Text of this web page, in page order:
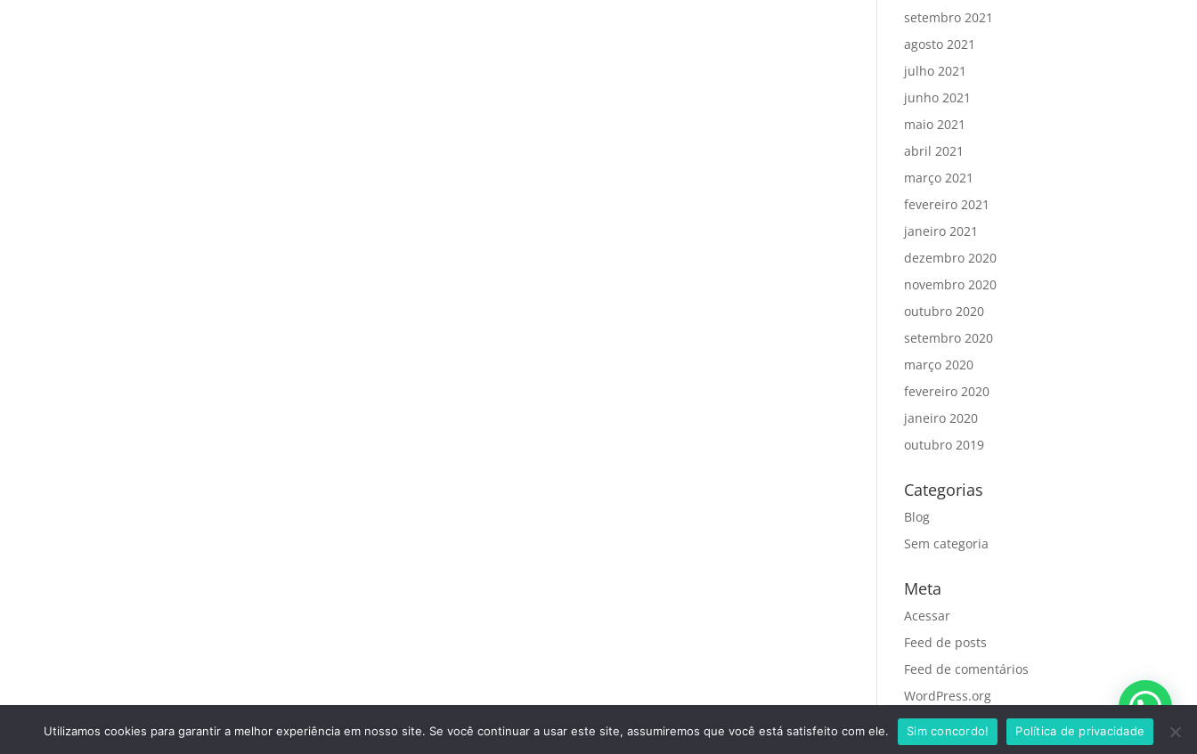
setembro 2021
agosto 2021
julho 2021
junho 2021
maio 2021
abril 2021
março 2021
fevereiro 2021
janeiro 2021
dezembro 2020
novembro 2020
outubro 2020
setembro 2020
março 2020
fevereiro 2020
janeiro 2020
outubro 2019
Categorias
Blog
Sem categoria
Meta
Acessar
Feed de posts
Feed de comentários
WordPress.org
Utilizamos cookies para garantir a melhor experiência em nosso site. Se você continuar a usar este site, assumiremos que você está satisfeito com ele. Sim concordo! Política de privacidade